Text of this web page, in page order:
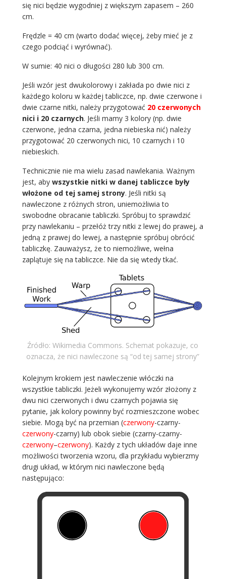
się nici będzie wygodniej z większym zapasem – 260
cm.
Frędzle = 40 cm (warto dodać więcej, żeby mieć je z
czego podciąć i wyrównać).
W sumie: 40 nici o długości 280 lub 300 cm.
Jeśli wzór jest dwukolorowy i zakłada po dwie nici z
każdego koloru w każdej tabliczce, np. dwie czerwone i
dwie czarne nitki, należy przygotować 20 czerwonych
nici i 20 czarnych. Jeśli mamy 3 kolory (np. dwie
czerwone, jedna czarna, jedna niebieska nić) należy
przygotować 20 czerwonych nici, 10 czarnych i 10
niebieskich.
Technicznie nie ma wielu zasad nawlekania. Ważnym
jest, aby wszystkie nitki w danej tabliczce były
włożone od tej samej strony. Jeśli nitki są
nawleczone z różnych stron, uniemożliwia to
swobodne obracanie tabliczki. Spróbuj to sprawdzić
przy nawlekaniu – przełóż trzy nitki z lewej do prawej, a
jedną z prawej do lewej, a następnie spróbuj obrócić
tabliczkę. Zauważysz, że to niemożliwe, wełna
zaplątuje się na tabliczce. Nie da się wtedy tkać.
Źródło: Wikimedia Commons. Schemat pokazuje, co
oznacza, że nici nawleczone są “od tej samej strony”
Kolejnym krokiem jest nawleczenie włóczki na
wszystkie tabliczki. Jeżeli wykonujemy wzór złożony z
dwu nici czerwonych i dwu czarnych pojawia się
pytanie, jak kolory powinny być rozmieszczone wobec
siebie. Mogą być na przemian (czerwony-czarny-
czerwony-czarny) lub obok siebie (czarny-czarny-
czerwony–czerwony). Każdy z tych układów daje inne
możliwości tworzenia wzoru, dla przykładu wybierzmy
drugi układ, w którym nici nawleczone będą
następująco: